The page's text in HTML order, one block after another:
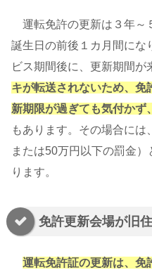
運転免許の更新は３年～
誕生日の前後１カ月間にな
ビス期間後に、更新期間が
キが転送されないため、免
新期限が過ぎても気付かず
もあります。その場合に
または50万円以下の罰金
ります。
免許更新会場が旧
運転免許証の更新は、免